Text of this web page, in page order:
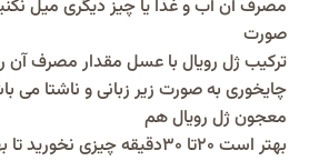
مصرف آن آب و غذا یا چیز دیگری میل
صورت
ترکیب ژل رویال با عسل مقدار مصرف آن
چایخوری به صورت زیر زبانی و ناشتا می
معجون ژل رویال هم
بهتر است 20تا 30دقیقه چیزی نخورید تا بهتر جذب بدن شود.